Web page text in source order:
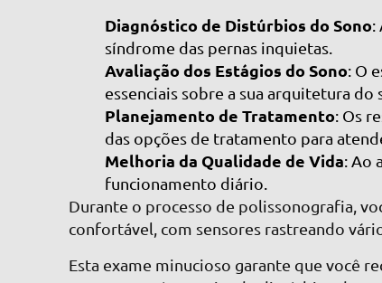
Diagnóstico de Distúrbios do Sono:
síndrome das pernas inquietas.
Avaliação dos Estágios do Sono: O
essenciais sobre a sua arquitetura do
Planejamento de Tratamento: Os
das opções de tratamento para
Melhoria da Qualidade de Vida: Ao
funcionamento diário.
Durante o processo de polissonografia,
confortável, com sensores rastreando
Esta exame minucioso garante que você